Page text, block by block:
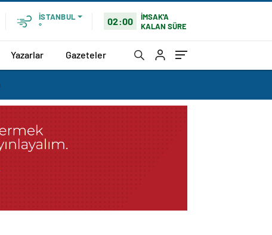
İSTANBUL
°
02:00
İMSAK'A
KALAN SÜRE
Yazarlar Gazeteler